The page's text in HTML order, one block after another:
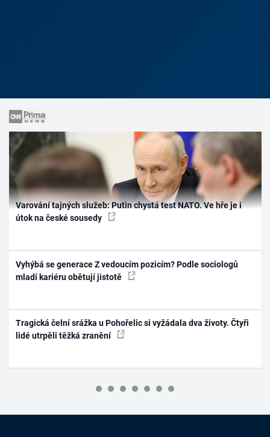
Varování tajných služeb: Putin chystá test NATO. Ve hře je i
útok na české sousedy
Vyhýbá se generace Z vedoucím pozicím? Podle sociologů
mladí kariéru obětují jistotě
Tragická čelní srážka u Pohořelic si vyžádala dva životy. Čtyři
lidé utrpěli těžká zranění